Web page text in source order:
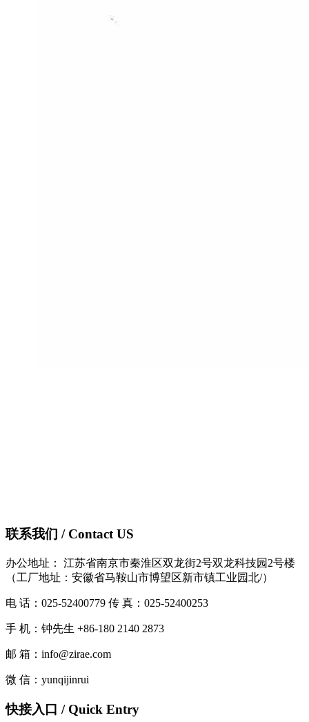
联系我们 / Contact US
办公地址： 江苏省南京市秦淮区双龙街2号双龙科技园2号楼
（工厂地址：安徽省马鞍山市博望区新市镇工业园北/）
电 话：025-52400779 传 真：025-52400253
手 机：钟先生 +86-180 2140 2873
邮 箱：info@zirae.com
微 信：yunqijinrui
快接入口 / Quick Entry